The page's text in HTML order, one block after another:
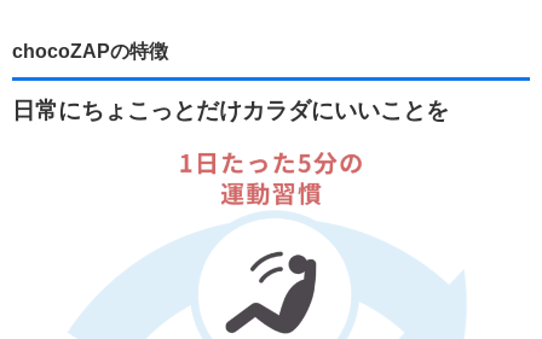
chocoZAPの特徴
日常にちょこっとだけカラダにいいことを